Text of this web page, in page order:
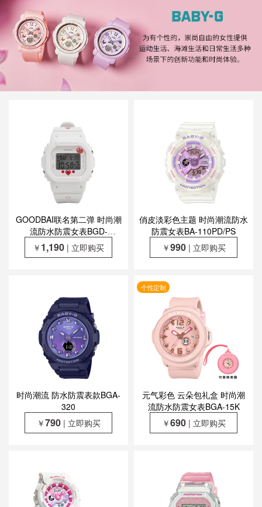
GOODBAI联名第二弹 时尚潮
流防水防震女表BGD-
565GB25-7PFG
￥ 1,190 | 立即购买
俏皮淡彩色主题 时尚潮流防水
防震女表BA-110PD/PS
￥990 | 立即购买
时尚潮流 防水防震表款BGA-
320
￥790 | 立即购买
个性定制
元气彩色 云朵包礼盒 时尚潮
流防水防震女表BGA-15K
￥690 | 立即购买